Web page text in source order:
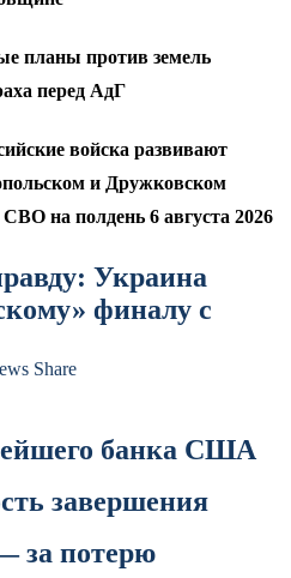
планы против земель
перед АдГ
войска развивают
и Дружковском
на полдень 6 августа 2026
Украина
финалу с
Share
банка США
завершения
за потерю